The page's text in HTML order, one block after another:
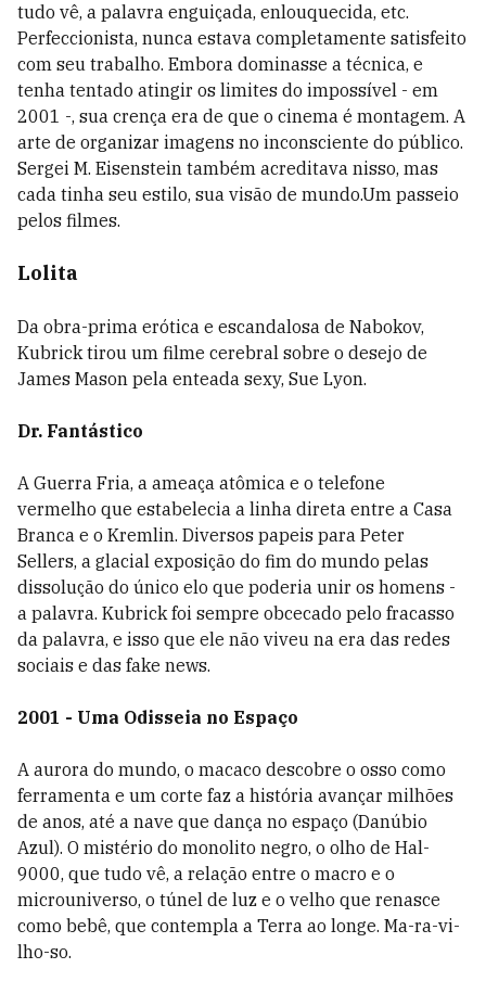
tudo vê, a palavra enguiçada, enlouquecida, etc.
Perfeccionista, nunca estava completamente satisfeito
com seu trabalho. Embora dominasse a técnica, e
tenha tentado atingir os limites do impossível - em
2001 -, sua crença era de que o cinema é montagem. A
arte de organizar imagens no inconsciente do público.
Sergei M. Eisenstein também acreditava nisso, mas
cada tinha seu estilo, sua visão de mundo.Um passeio
pelos filmes.
Lolita
Da obra-prima erótica e escandalosa de Nabokov,
Kubrick tirou um filme cerebral sobre o desejo de
James Mason pela enteada sexy, Sue Lyon.
Dr. Fantástico
A Guerra Fria, a ameaça atômica e o telefone
vermelho que estabelecia a linha direta entre a Casa
Branca e o Kremlin. Diversos papeis para Peter
Sellers, a glacial exposição do fim do mundo pelas
dissolução do único elo que poderia unir os homens -
a palavra. Kubrick foi sempre obcecado pelo fracasso
da palavra, e isso que ele não viveu na era das redes
sociais e das fake news.
2001 - Uma Odisseia no Espaço
A aurora do mundo, o macaco descobre o osso como
ferramenta e um corte faz a história avançar milhões
de anos, até a nave que dança no espaço (Danúbio
Azul). O mistério do monolito negro, o olho de Hal-
9000, que tudo vê, a relação entre o macro e o
microuniverso, o túnel de luz e o velho que renasce
como bebê, que contempla a Terra ao longe. Ma-ra-vi-
lho-so.